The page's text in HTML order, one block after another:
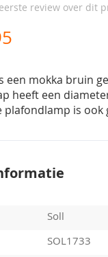
review over dit
een mokka bruin
heeft een
plafondlamp is ook
Soll
SOL1733